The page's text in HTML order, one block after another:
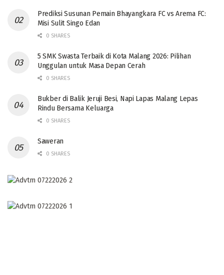
Prediksi Susunan Pemain Bhayangkara FC vs Arema FC:
Misi Sulit Singo Edan
0 SHARES
5 SMK Swasta Terbaik di Kota Malang 2026: Pilihan
Unggulan untuk Masa Depan Cerah
0 SHARES
Bukber di Balik Jeruji Besi, Napi Lapas Malang Lepas
Rindu Bersama Keluarga
0 SHARES
Saweran
0 SHARES